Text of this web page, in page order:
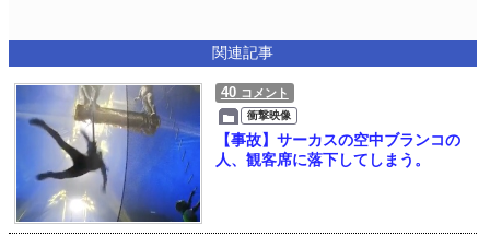
関連記事
40 コメント
衝撃映像
【事故】サーカスの空中ブランコの
人、観客席に落下してしまう。